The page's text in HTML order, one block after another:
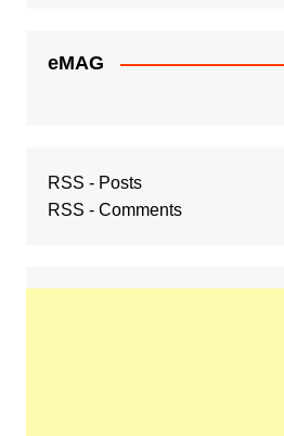
eMAG
RSS - Posts
RSS - Comments